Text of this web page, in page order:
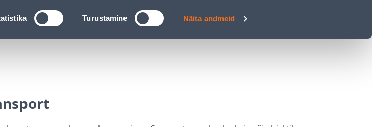
Turustamine Näita andmeid
RENTAL MASTERS CLUB